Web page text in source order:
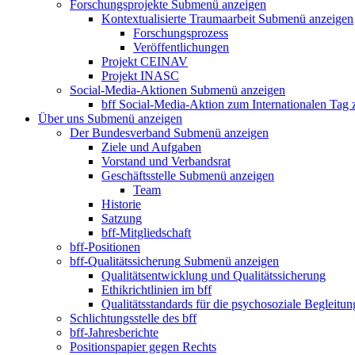
Forschungsprojekte Submenü anzeigen
Kontextualisierte Traumaarbeit Submenü anzeigen
Forschungsprozess
Veröffentlichungen
Projekt CEINAV
Projekt INASC
Social-Media-Aktionen Submenü anzeigen
bff Social-Media-Aktion zum Internationalen Tag
Über uns Submenü anzeigen
Der Bundesverband Submenü anzeigen
Ziele und Aufgaben
Vorstand und Verbandsrat
Geschäftsstelle Submenü anzeigen
Team
Historie
Satzung
bff-Mitgliedschaft
bff-Positionen
bff-Qualitätssicherung Submenü anzeigen
Qualitätsentwicklung und Qualitätssicherung
Ethikrichtlinien im bff
Qualitätsstandards für die psychosoziale
Schlichtungsstelle des bff
bff-Jahresberichte
Positionspapier gegen Rechts